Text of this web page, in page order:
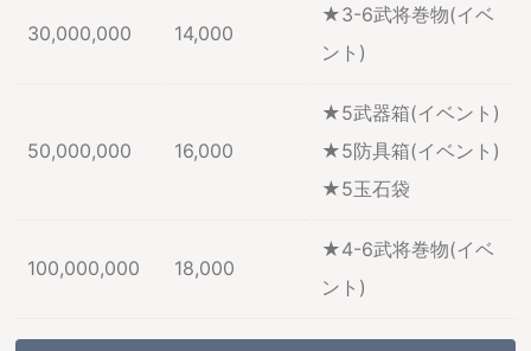
30,000,000 14,000
★3-6武将巻物(イベ
ント)
50,000,000 16,000
★5武器箱(イベント)
★5防具箱(イベント)
★5玉石袋
100,000,000 18,000
★4-6武将巻物(イベ
ント)